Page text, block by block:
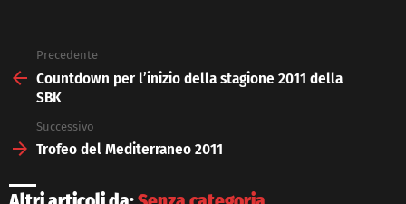
more
Precedente
Countdown per l’inizio della stagione 2011 della
SBK
Successivo
Trofeo del Mediterraneo 2011